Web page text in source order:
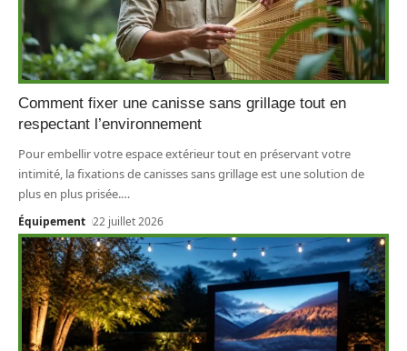
Comment fixer une canisse sans grillage tout en
respectant l’environnement
Pour embellir votre espace extérieur tout en préservant votre
intimité, la fixations de canisses sans grillage est une solution de
plus en plus prisée.…
Équipement 22 juillet 2026